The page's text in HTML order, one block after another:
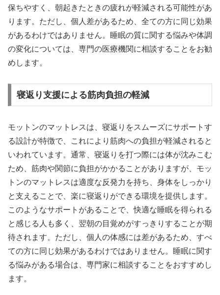
保ちやすく、朝起きたときの疲れが軽減される可能性があ
ります。ただし、個人差があるため、全ての方に同じ効果
があるわけではありません。睡眠の質に関する悩みや体調
の変化については、専門の医療機関に相談することをお勧
めします。
寝返り支援による筋肉負担の軽減
モットンのマットレスは、寝返りをスムーズにサポートす
る設計が特徴で、これにより筋肉への負担が軽減されると
いわれています。通常、寝返りを打つ際には体が沈みこむ
ため、筋肉や関節に負担がかかることがありますが、モッ
トンのマットレスは適度な反発力を持ち、身体をしっかり
と支えることで、楽に寝返りができる環境を提供します。
このようなサポートがあることで、快適な睡眠を得られる
と感じる人も多く、翌朝の目覚めがすっきりすることが期
待されます。ただし、個人の体感には差があるため、すべ
ての方に同じ効果があるわけではありません。睡眠に関す
る悩みがある場合は、専門家に相談することをおすすめし
ます。